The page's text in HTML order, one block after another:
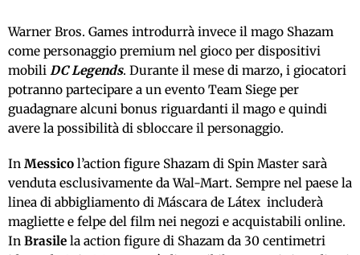
Warner Bros. Games introdurrà invece il mago Shazam
come personaggio premium nel gioco per dispositivi
mobili DC Legends. Durante il mese di marzo, i giocatori
potranno partecipare a un evento Team Siege per
guadagnare alcuni bonus riguardanti il mago e quindi
avere la possibilità di sbloccare il personaggio.
In Messico l’action figure Shazam di Spin Master sarà
venduta esclusivamente da Wal-Mart. Sempre nel paese la
linea di abbigliamento di Máscara de Látex includerà
magliette e felpe del film nei negozi e acquistabili online.
In Brasile la action figure di Shazam da 30 centimetri